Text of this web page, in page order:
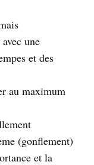
une
et des
au maximum
(gonflement)
et la